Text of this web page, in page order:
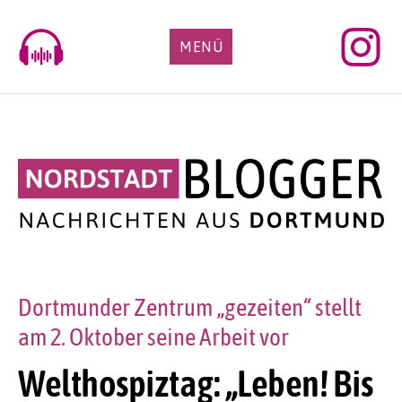
content
MENÜ
Welthospiztag: „Leben! Bis
Dortmunder Zentrum „gezeiten“ stellt
am 2. Oktober seine Arbeit vor